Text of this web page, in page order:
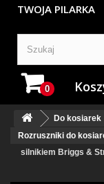
TWOJA PILARKA
0
Do kosiarek
Rozruszniki do
silnikiem Briggs &